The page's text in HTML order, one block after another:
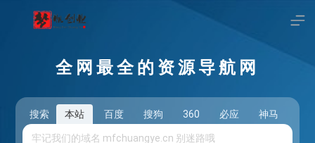
全网最全的资源导航网
搜索 本站 百度 搜狗 360 必应 神马